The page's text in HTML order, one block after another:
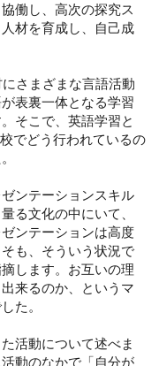
働し、高次の探究ス
材を育成し、自己成
さまざまな言語活動
表裏一体となる学習
そこで、英語学習と
でどう行われているの
ンテーションスキル
る文化の中にいて、
ンテーションは高度
も、そういう状況で
します。お互いの理
来るのか、というマ
た。
活動について述べま
動のなかで「自分が